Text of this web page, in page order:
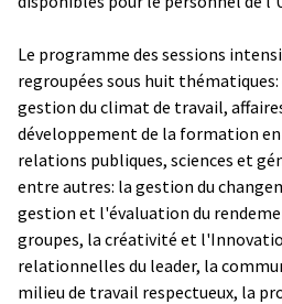
Le programme des sessions
regroupées sous huit
gestion du climat de travail,
développement de la formation
relations publiques, sciences et
entre autres: la gestion du
gestion et l'évaluation du
groupes, la créativité et
relationnelles du leader, la
milieu de travail respectueux, la